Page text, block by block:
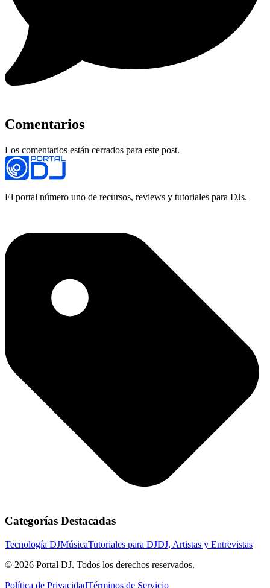
Comentarios
Los comentarios están cerrados para este post.
El portal número uno de recursos, reviews y tutoriales para DJs.
Categorías Destacadas
Tecnología DJMúsicaTutoriales para DJDJ, Artistas y Entrevistas
© 2026 Portal DJ. Todos los derechos reservados.
Política de PrivacidadTérminos de Servicio